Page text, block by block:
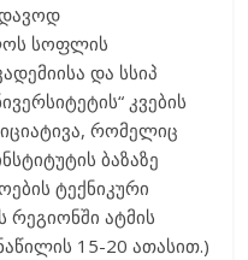
სოფლის
და სსიპ
კვების
რომელიც
ბაზაზე
ტექნიკური
რეგიონში ატმის
15-20 ათასით.)